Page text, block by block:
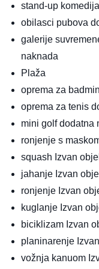
stand-up komedija
obilasci pubova
galerije
naknada
Plaža
oprema za
oprema za tenis
mini golfdodatna
ronjenje s
squash Izvan
jahanje Izvan
ronjenje Izvan
kuglanje Izvan
biciklizam Izvan
planinarenje
vožnja kanuom